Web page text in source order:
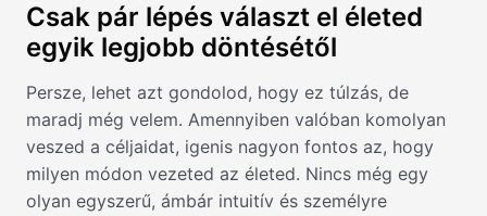
Csak pár lépés választ el életed
egyik legjobb döntésétől
Persze, lehet azt gondolod, hogy ez túlzás, de
maradj még velem. Amennyiben valóban komolyan
veszed a céljaidat, igenis nagyon fontos az, hogy
milyen módon vezeted az életed. Nincs még egy
olyan egyszerű, ámbár intuitív és személyre